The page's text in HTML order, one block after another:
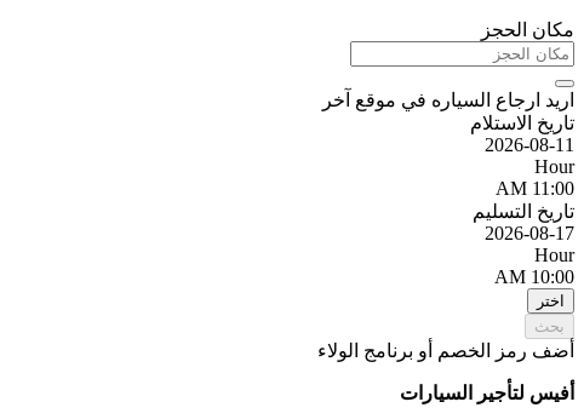
مكان الحجز
اريد ارجاع السياره في موقع آخر
تاريخ الاستلام
2026-08-11
Hour
11:00 AM
تاريخ التسليم
2026-08-17
Hour
10:00 AM
اختر
بحث
أضف رمز الخصم أو برنامج الولاء
أفيس لتأجير السيارات